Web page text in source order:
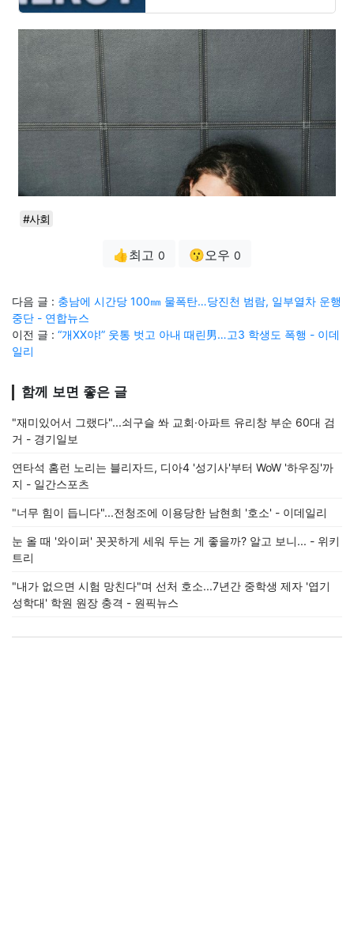
#사회
👍최고 0 😗오우 0
다음 글 : 충남에 시간당 100㎜ 물폭탄…당진천 범람, 일부열차 운행
중단 - 연합뉴스
이전 글 : “개XX야!” 웃통 벗고 아내 때린男…고3 학생도 폭행 - 이데
일리
함께 보면 좋은 글
"재미있어서 그랬다"...쇠구슬 쏴 교회·아파트 유리창 부순 60대 검
거 - 경기일보
연타석 홈런 노리는 블리자드, 디아4 '성기사'부터 WoW '하우징'까
지 - 일간스포츠
"너무 힘이 듭니다"...전청조에 이용당한 남현희 '호소' - 이데일리
눈 올 때 '와이퍼' 꼿꼿하게 세워 두는 게 좋을까? 알고 보니... - 위키
트리
"내가 없으면 시험 망친다"며 선처 호소...7년간 중학생 제자 '엽기
성학대' 학원 원장 충격 - 원픽뉴스